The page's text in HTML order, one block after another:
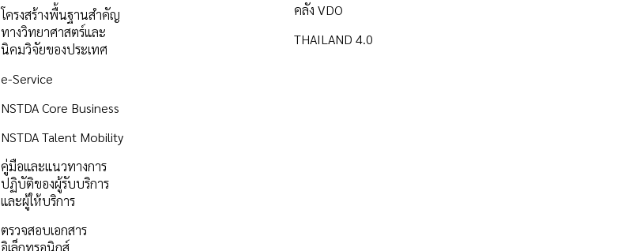
โครงสร้างพื้นฐานสำคัญ
ทางวิทยาศาสตร์และ
นิคมวิจัยของประเทศ
e-Service
NSTDA Core Business
NSTDA Talent Mobility
คู่มือและแนวทางการ
ปฏิบัติของผู้รับบริการ
และผู้ให้บริการ
ตรวจสอบเอกสาร
อิเล็กทรอนิกส์
คลัง VDO
THAILAND 4.0